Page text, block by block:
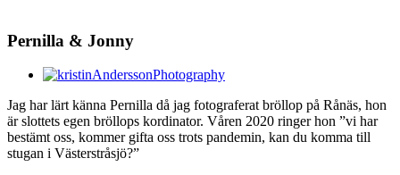
Pernilla & Jonny
View
Image
Jag har lärt känna Pernilla då jag fotograferat bröllop på Rånäs, hon
är slottets egen bröllops kordinator. Våren 2020 ringer hon ”vi har
bestämt oss, kommer gifta oss trots pandemin, kan du komma till
stugan i Västerstråsjö?”